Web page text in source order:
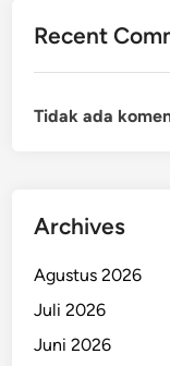
Recent
Tidak ada
Archives
Agustus 2026
Juli 2026
Juni 2026